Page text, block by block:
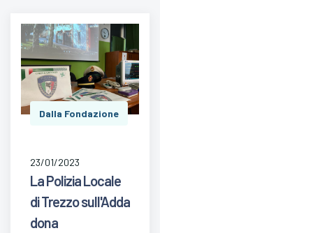
Dalla Fondazione
23/01/2023
La Polizia Locale
di Trezzo sull'Adda
dona